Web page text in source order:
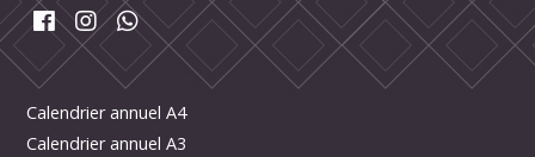
Calendrier annuel A4
Calendrier annuel A3